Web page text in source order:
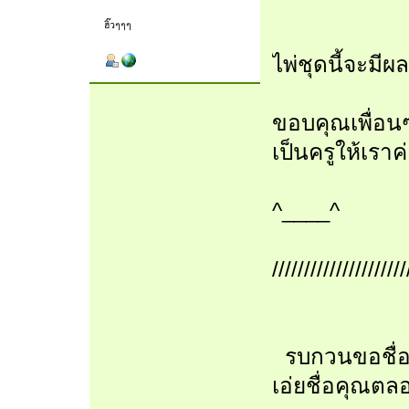
ฮิ๊วๆๆๆ
ไพ่ชุดนี้จะมีผ
ขอบคุณเพื่อน
เป็นครูให้เรา
^____^
รบกวนขอชื่อ
เอ่ยชื่อคุณตล